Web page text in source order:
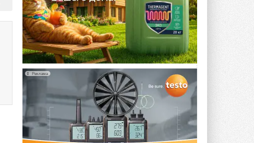
Реклама